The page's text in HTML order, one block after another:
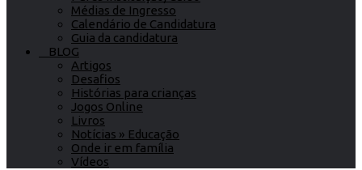
Médias de Ingresso
Calendário de Candidatura
Guia da candidatura
BLOG
Artigos
Desafios
Histórias para crianças
Jogos Online
Livros
Notícias » Educação
Onde ir em família
Vídeos